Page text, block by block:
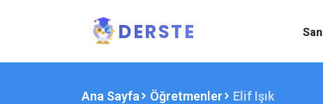
DERSTE
Ana Sayfa Öğretmenler Elif Işık